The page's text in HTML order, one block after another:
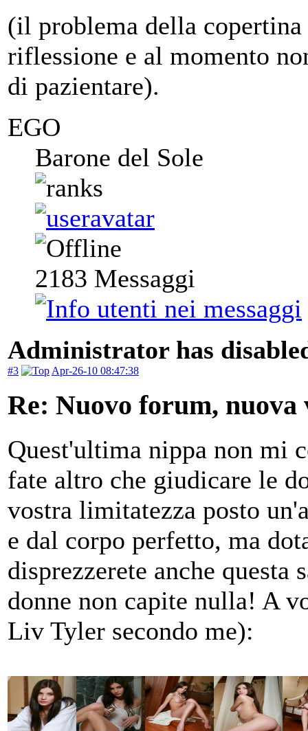
(il problema della
riflessione e al momento
di pazientare).
EGO
Barone del Sole
2183 Messaggi
Administrator has
#3 Apr-26-10 08:47:38
Re: Nuovo forum, nuova
Quest'ultima nippa non mi
fate altro che giudicare le
vostra limitatezza posto
e dal corpo perfetto, ma
disprezzerete anche
donne non capite nulla! A
Liv Tyler secondo me):